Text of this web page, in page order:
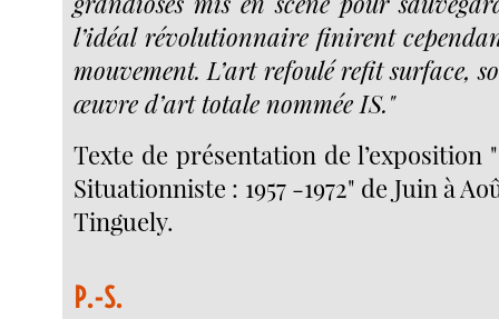
l’idéal révolutionnaire finirent
mouvement. L’art refoulé refit surface,
œuvre d’art totale nommée IS."
Texte de présentation de l’exposition
Situationniste : 1957 -1972" de Juin à
Tinguely.
P.-S.